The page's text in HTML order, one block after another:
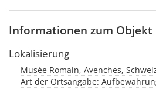
Informationen zum Objekt
Lokalisierung
Musée Romain, Avenches,
Art der Ortsangabe: